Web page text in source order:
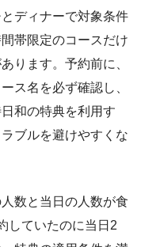
ディナーで対象条件
帯限定のコースだけ
ります。予約前に、
ス名を必ず確認し、
和の特典を利用す
ブルを避けやすくな
数と当日の人数が食
していたのに当日2